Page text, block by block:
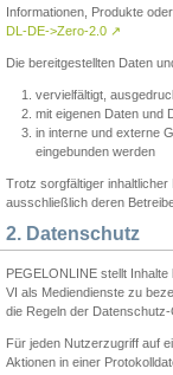
Informationen, Produkte
DL-DE->Zero-2.0 ↗
Die bereitgestellten Daten
vervielfältigt,
mit eigenen Daten und
in interne und externe
eingebunden werden
Trotz sorgfältiger
ausschließlich deren
2. Datenschutz
PEGELONLINE stellt
VI als Mediendienste zu
die Regeln der
Für jeden Nutzerzugriff auf
Aktionen in einer